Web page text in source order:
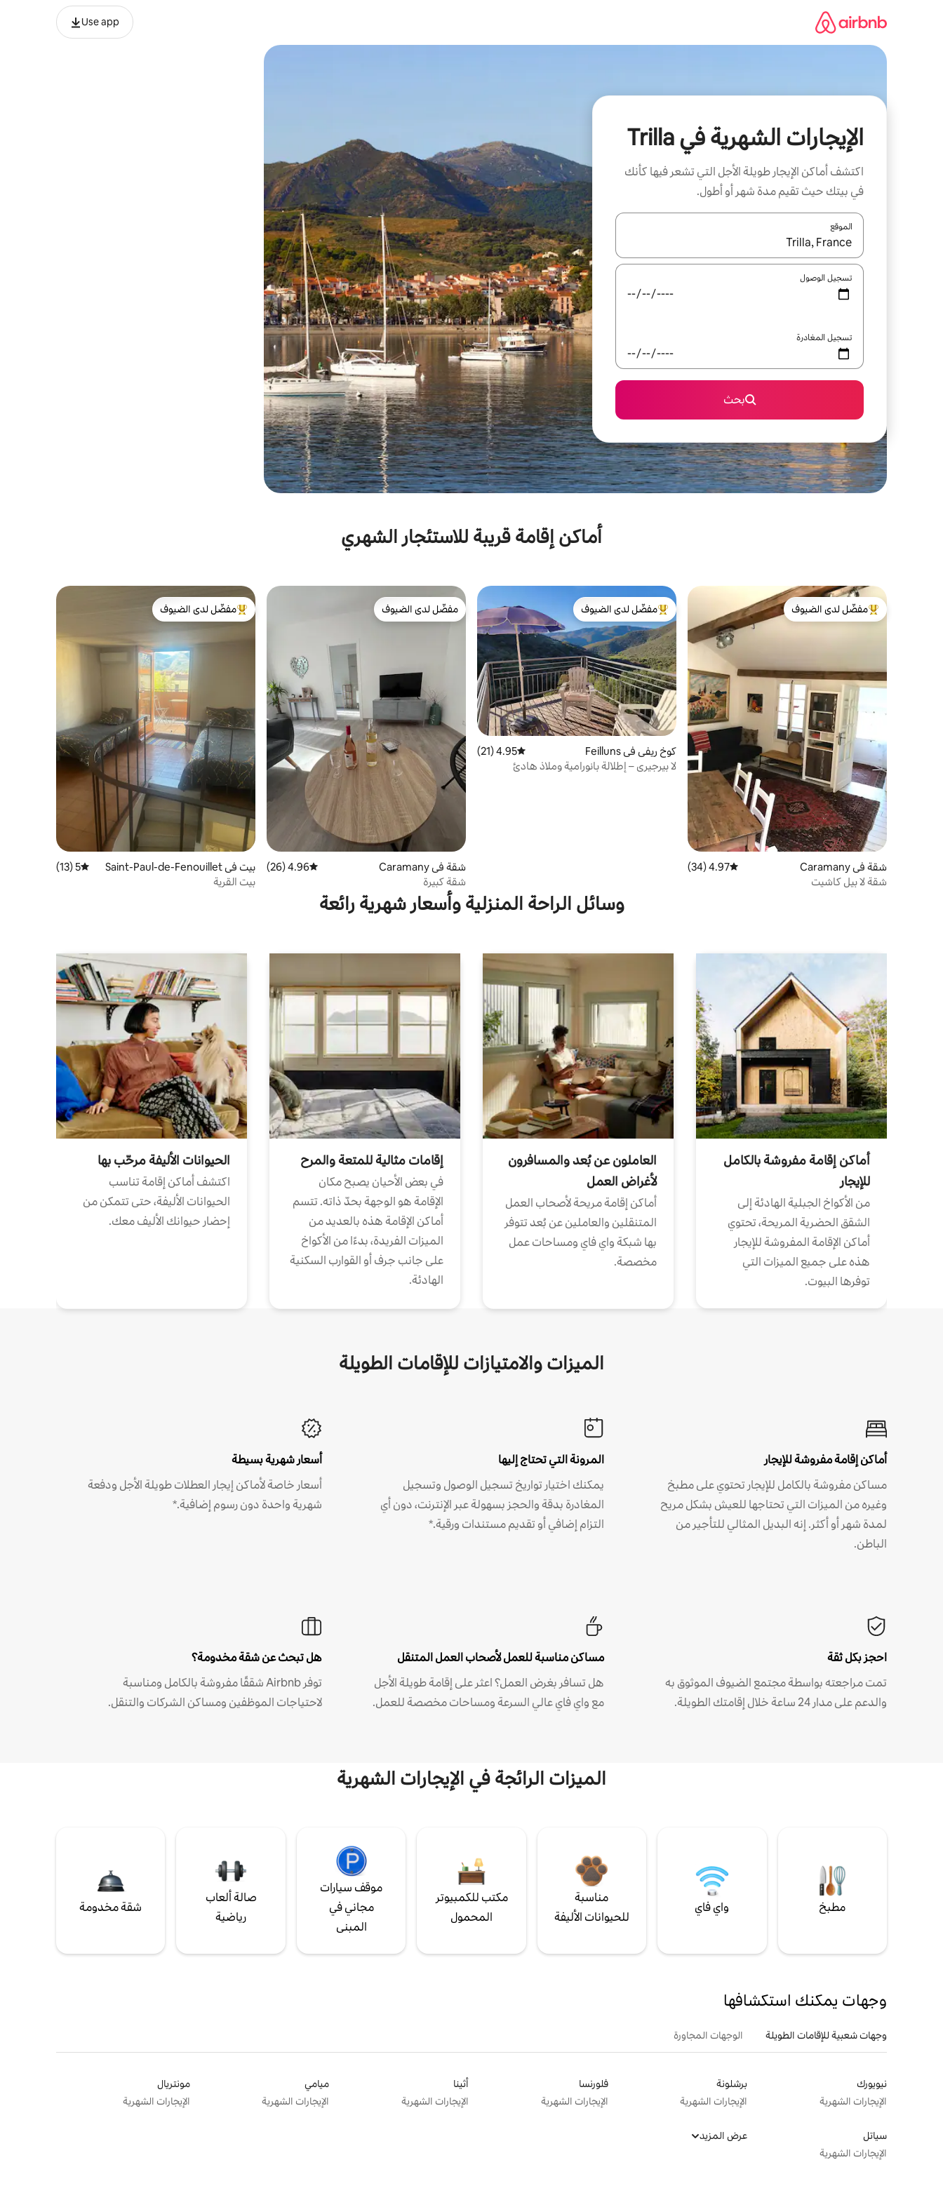
Use app
الإيجارات الشهرية في Trilla
اكتشف أماكن الإيجار طويلة الأجل التي تشعر فيها كأنك
في بيتك حيث تقيم مدة شهر أو أطول.
الموقع
عند توفر النتائج، انتقل باستخدام السهمين لأعلى ولأسفل أو استكشف عن طريق اللمس أو السحب.
تسجيل الوصول
تسجيل المغادرة
بحث
أماكن إقامة قريبة للاستئجار الشهري
من أبرز البيوت المفضّلة لدى الضيوف
مفضّل لدى الضيوف
شقة في Caramany متوسط التقييم 4.97 من 5، 34 مراجعات
4.97 (34)
شقة لا بيل كاشيت
من أبرز البيوت المفضّلة لدى الضيوف
مفضّل لدى الضيوف
كوخ ريفي في Feilluns متوسط التقييم 4.95 من 5، 21 مراجعات
4.95 (21)
لا بيرجيري – إطلالة بانورامية وملاذ هادئ
مفضّل لدى الضيوف
مفضّل لدى الضيوف
شقة في Caramany متوسط التقييم 4.96 من 5، 26 مراجعات
4.96 (26)
شقة كبيرة
من أبرز البيوت المفضّلة لدى الضيوف
مفضّل لدى الضيوف
بيت في Saint-Paul-de-Fenouillet متوسط التقييم 5 من 5، 13 مراجعات
5 (13)
بيت القرية
وسائل الراحة المنزلية وأسعار شهرية رائعة
أماكن إقامة مفروشة بالكامل
للإيجار
من الأكواخ الجبلية الهادئة إلى
الشقق الحضرية المريحة، تحتوي
أماكن الإقامة المفروشة للإيجار
هذه على جميع الميزات التي
توفرها البيوت.
العاملون عن بُعد والمسافرون
لأغراض العمل
أماكن إقامة مريحة لأصحاب العمل
المتنقلين والعاملين عن بُعد تتوفر
بها شبكة واي فاي ومساحات عمل
مخصصة.
إقامات مثالية للمتعة والمرح
في بعض الأحيان يصبح مكان
الإقامة هو الوجهة بحدّ ذاته. تتسم
أماكن الإقامة هذه بالعديد من
الميزات الفريدة، بدءًا من الأكواخ
على جانب جرف أو القوارب السكنية
الهادئة.
الحيوانات الأليفة مرحّب بها
اكتشف أماكن إقامة تناسب
الحيوانات الأليفة، حتى تتمكن من
إحضار حيوانك الأليف معك.
الميزات والامتيازات للإقامات الطويلة
أماكن إقامة مفروشة للإيجار
مساكن مفروشة بالكامل للإيجار تحتوي على مطبخ
وغيره من الميزات التي تحتاجها للعيش بشكل مريح
لمدة شهر أو أكثر. إنه البديل المثالي للتأجير من
الباطن.
المرونة التي تحتاج إليها
يمكنك اختيار تواريخ تسجيل الوصول وتسجيل
المغادرة بدقة والحجز بسهولة عبر الإنترنت، دون أي
التزام إضافي أو تقديم مستندات ورقية.*
أسعار شهرية بسيطة
أسعار خاصة لأماكن إيجار العطلات طويلة الأجل ودفعة
شهرية واحدة دون رسوم إضافية.*
احجز بكل ثقة
تمت مراجعته بواسطة مجتمع الضيوف الموثوق به
والدعم على مدار 24 ساعة خلال إقامتك الطويلة.
مساكن مناسبة للعمل لأصحاب العمل المتنقل
هل تسافر بغرض العمل؟ اعثر على إقامة طويلة الأجل
مع واي فاي عالي السرعة ومساحات مخصصة للعمل.
هل تبحث عن شقة مخدومة؟
توفر Airbnb شققًا مفروشة بالكامل ومناسبة
لاحتياجات الموظفين ومساكن الشركات والتنقل.
الميزات الرائجة في الإيجارات الشهرية
مطبخ واي فاي
مناسبة
للحيوانات الأليفة
مكتب للكمبيوتر
المحمول
موقف سيارات
مجاني في
المبنى
صالة ألعاب
رياضية
شقة مخدومة
وجهات يمكنك استكشافها
وجهات شعبية للإقامات الطويلة الوجهات المجاورة
نيويورك
الإيجارات الشهرية
برشلونة
الإيجارات الشهرية
فلورنسا
الإيجارات الشهرية
أثينا
الإيجارات الشهرية
ميامي
الإيجارات الشهرية
مونتريال
الإيجارات الشهرية
سياتل
الإيجارات الشهرية
عرض المزيد